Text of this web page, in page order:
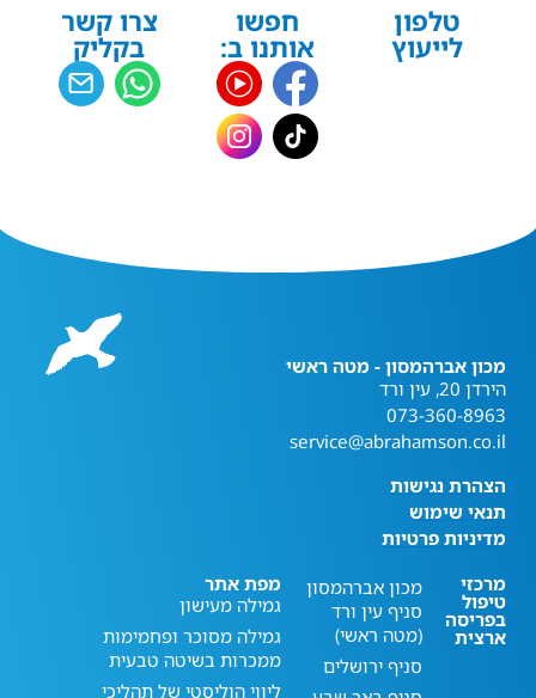
טלפון
לייעוץ
חפשו
אותנו ב:
צרו קשר
בקליק
מכון אברהמסון - מטה ראשי
הירדן 20, עין ורד
073-360-8963
service@abrahamson.co.il
הצהרת נגישות
תנאי שימוש
מדיניות פרטיות
מרכזי
טיפול
בפריסה
ארצית
מכון אברהמסון
סניף עין ורד
(מטה ראשי)
סניף ירושלים
מפת אתר
גמילה מעישון
גמילה מסוכר ופחמימות
ממכרות בשיטה טבעית
ליווי הוליסטי של תהליכי